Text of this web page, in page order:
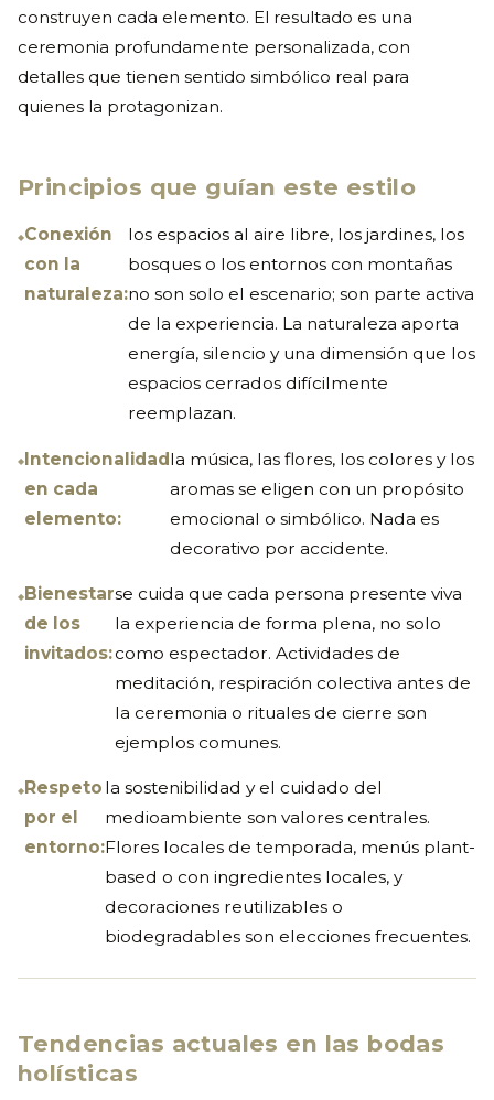
construyen cada elemento. El resultado es una
ceremonia profundamente personalizada, con
detalles que tienen sentido simbólico real para
quienes la protagonizan.
Principios que guían este estilo
Conexión
con la
naturaleza:
los espacios al aire libre, los jardines, los
bosques o los entornos con montañas
no son solo el escenario; son parte activa
de la experiencia. La naturaleza aporta
energía, silencio y una dimensión que los
espacios cerrados difícilmente
reemplazan.
Intencionalidad
en cada
elemento:
la música, las flores, los colores y los
aromas se eligen con un propósito
emocional o simbólico. Nada es
decorativo por accidente.
Bienestar
de los
invitados:
se cuida que cada persona presente viva
la experiencia de forma plena, no solo
como espectador. Actividades de
meditación, respiración colectiva antes de
la ceremonia o rituales de cierre son
ejemplos comunes.
Respeto
por el
entorno:
la sostenibilidad y el cuidado del
medioambiente son valores centrales.
Flores locales de temporada, menús plant-
based o con ingredientes locales, y
decoraciones reutilizables o
biodegradables son elecciones frecuentes.
Tendencias actuales en las bodas
holísticas